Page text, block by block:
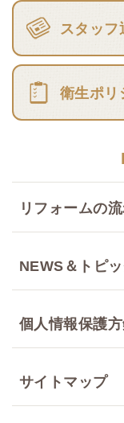
スタッフ
衛生ポリ
リフォームの
NEWS＆トピ
個人情報保護
サイトマップ